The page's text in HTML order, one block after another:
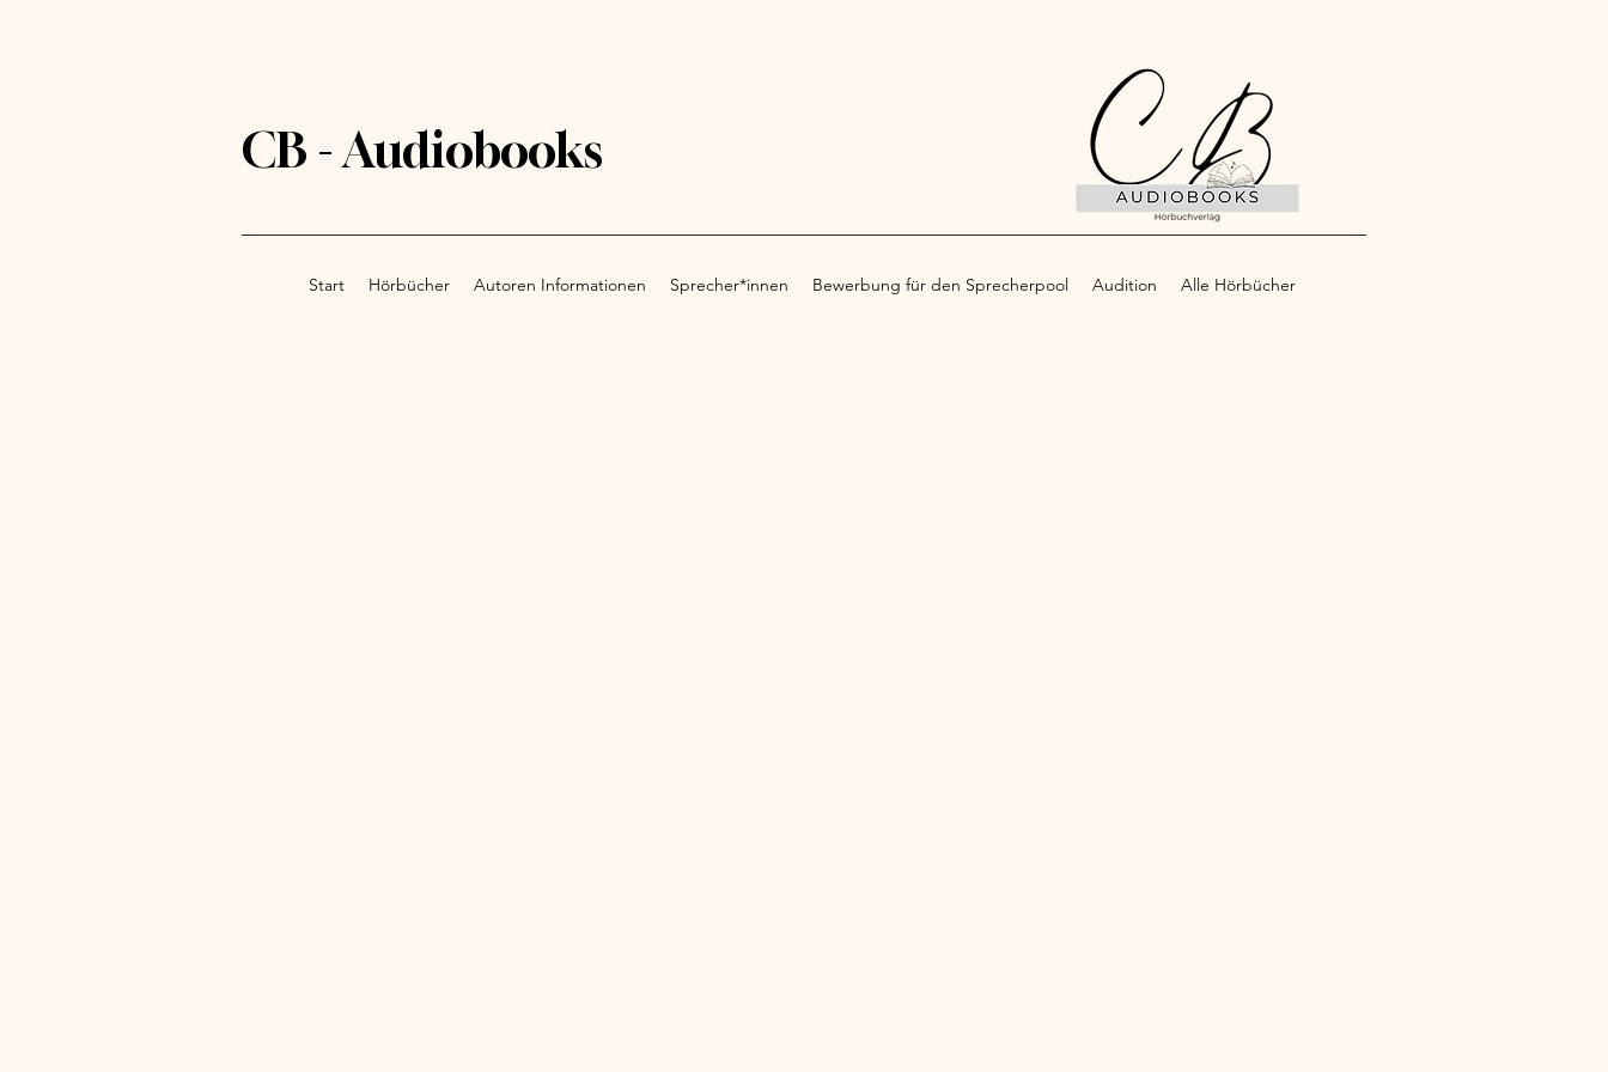
CB - Audiobooks
Start Hörbücher Autoren Informationen Sprecher*innen Bewerbung für den Sprecherpool Audition Alle Hörbücher